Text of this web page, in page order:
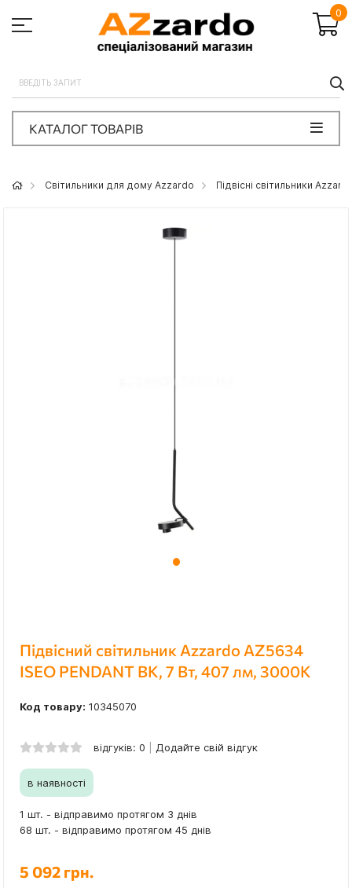
0
КАТАЛОГ ТОВАРІВ
Світильники для дому Azzardo Підвісні світильники
Підвісний світильник Azzardo AZ5634
ISEO PENDANT BK, 7 Вт, 407 лм, 3000К
Код товару: 10345070
відгуків: 0 Додайте свій відгук
в наявності
1 шт. - відправимо протягом 3 днів
68 шт. - відправимо протягом 45 днів
5 092 грн.